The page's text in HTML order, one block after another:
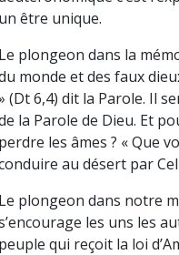
un être unique.
Le plongeon dans la
monde et des faux
(Dt 6,4) dit la Parole. Il
la Parole de Dieu. Et
perdre les âmes ? « Que
au désert par
Le plongeon dans notre
les uns les
peuple qui reçoit la loi